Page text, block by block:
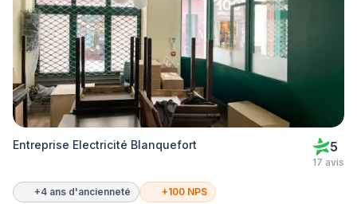
Entreprise Electricité Blanquefort 5
17 avis
+4 ans d'ancienneté +100 NPS